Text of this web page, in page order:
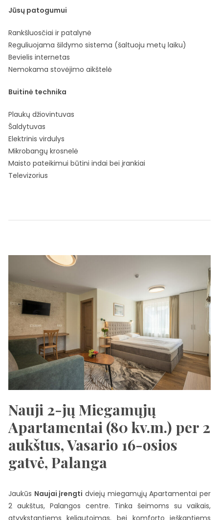
Jūsų patogumui
Rankšluosčiai ir patalynė
Reguliuojama šildymo sistema (šaltuoju metų laiku)
Bevielis internetas
Nemokama stovėjimo aikštelė
Buitinė technika
Plaukų džiovintuvas
Šaldytuvas
Elektrinis virdulys
Mikrobangų krosnelė
Maisto pateikimui būtini indai bei įrankiai
Televizorius
Nauji 2-jų Miegamųjų
Apartamentai (80 kv.m.) per 2
aukštus, Vasario 16-osios
gatvė, Palanga
Jaukūs Naujai įrengti dviejų miegamųjų Apartamentai per
2 aukštus, Palangos centre. Tinka šeimoms su vaikais,
atvykstantiems keliautojmas, bei komforto ieškantiems